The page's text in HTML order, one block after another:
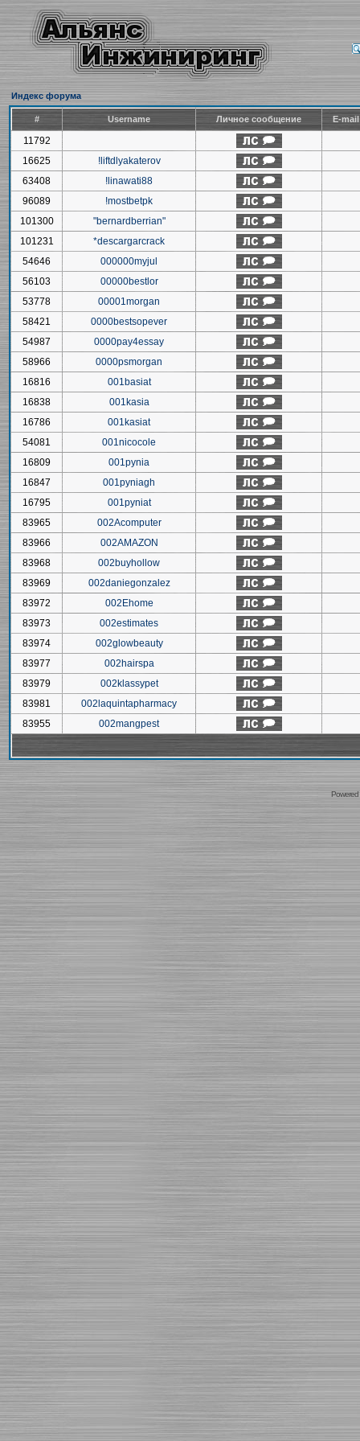
Индекс форума
# Username Личное сообщение E-
11792
16625
!liftdlyakaterov
63408
!linawati88
96089
!mostbetpk
101300
"bernardberrian"
101231
*descargarcrack
54646
000000myjul
56103
00000bestlor
53778
00001morgan
58421
0000bestsopever
54987
0000pay4essay
58966
0000psmorgan
16816
001basiat
16838
001kasia
16786
001kasiat
54081
001nicocole
16809
001pynia
16847
001pyniagh
16795
001pyniat
83965
002Acomputer
83966
002AMAZON
83968
002buyhollow
83969
002daniegonzalez
83972
002Ehome
83973
002estimates
83974
002glowbeauty
83977
002hairspa
83979
002klassypet
83981
002laquintapharmacy
83955
002mangpest